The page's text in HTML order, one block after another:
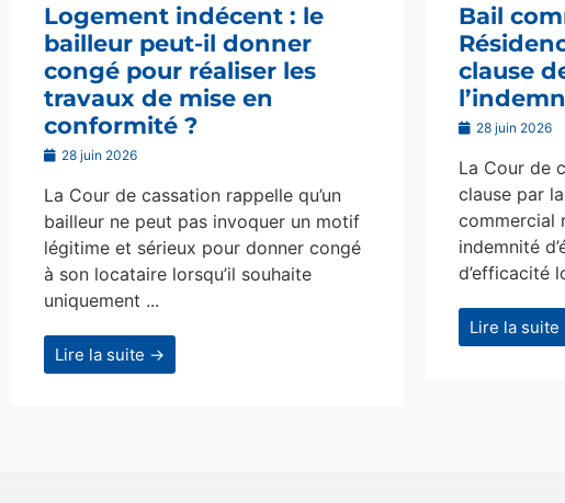
Logement indécent : le
bailleur peut-il donner
congé pour réaliser les
travaux de mise en
conformité ?
28 juin 2026
La Cour de cassation rappelle qu’un
bailleur ne peut pas invoquer un motif
légitime et sérieux pour donner congé
à son locataire lorsqu’il souhaite
uniquement ...
Lire la suite →
Bail
clause
28 juin 2026
La Cour de
clause par
commercial
indemnité
d’efficacité
Lire la